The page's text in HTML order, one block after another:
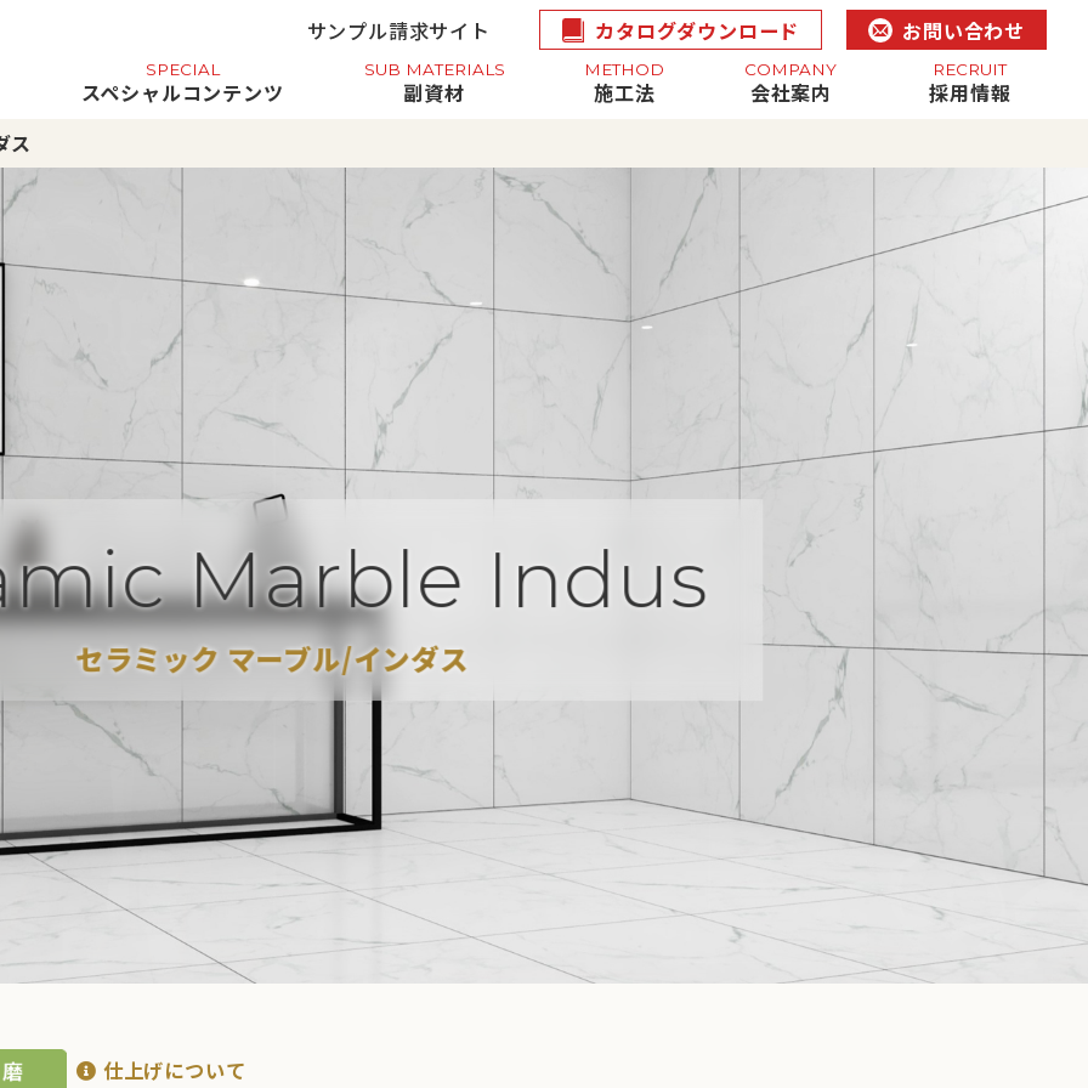
サンプル請求サイト カタログダウンロード お問い合わせ
SPECIAL
スペシャルコンテンツ
SUB MATERIALS
副資材
METHOD
施工法
COMPANY
会社案内
RECRUIT
採用情報
ス
Marble Indus
セラミック マーブル/インダス
仕上げについて